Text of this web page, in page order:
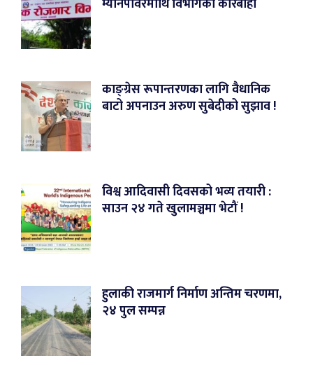
काङ्ग्रेस रूपान्तरणका लागि वैधानिक
बाटो अपनाउन अरुण सुबेदीको सुझाव !
विश्व आदिवासी दिवसको भव्य तयारी :
साउन २४ गते खुलामञ्चमा भेटौं !
हुलाकी राजमार्ग निर्माण अन्तिम चरणमा,
२४ पुल सम्पन्न